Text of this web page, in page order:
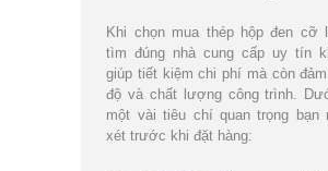
Khi chọn mua thép hộp đen cỡ
tìm đúng nhà cung cấp uy tín
giúp tiết kiệm chi phí mà còn
độ và chất lượng công trình.
một vài tiêu chí quan trọng bạn
xét trước khi đặt hàng: